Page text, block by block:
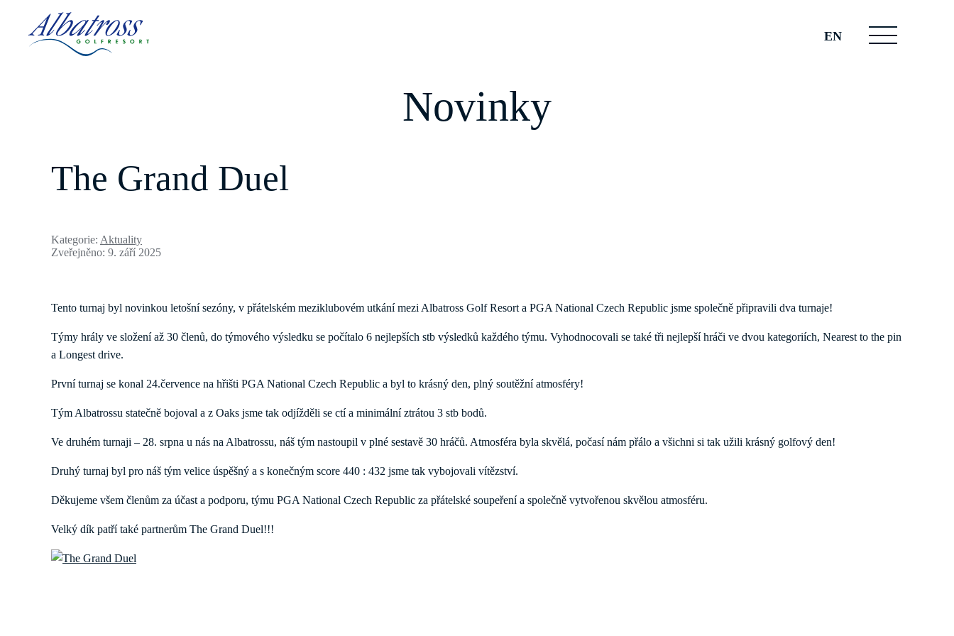
EN
Novinky
The Grand Duel
Kategorie: Aktuality
Zveřejněno: 9. září 2025
Tento turnaj byl novinkou letošní sezóny, v přátelském meziklubovém utkání mezi Albatross Golf Resort a PGA National Czech Republic jsme společně připravili dva turnaje!
Týmy hrály ve složení až 30 členů, do týmového výsledku se počítalo 6 nejlepších stb výsledků každého týmu. Vyhodnocovali se také tři nejlepší hráči ve dvou kategoriích, Nearest to the pin
a Longest drive.
První turnaj se konal 24.července na hřišti PGA National Czech Republic a byl to krásný den, plný soutěžní atmosféry!
Tým Albatrossu statečně bojoval a z Oaks jsme tak odjížděli se ctí a minimální ztrátou 3 stb bodů.
Ve druhém turnaji – 28. srpna u nás na Albatrossu, náš tým nastoupil v plné sestavě 30 hráčů. Atmosféra byla skvělá, počasí nám přálo a všichni si tak užili krásný golfový den!
Druhý turnaj byl pro náš tým velice úspěšný a s konečným score 440 : 432 jsme tak vybojovali vítězství.
Děkujeme všem členům za účast a podporu, týmu PGA National Czech Republic za přátelské soupeření a společně vytvořenou skvělou atmosféru.
Velký dík patří také partnerům The Grand Duel!!!